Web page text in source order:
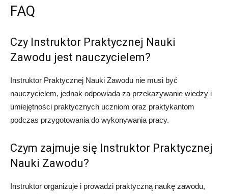
FAQ
Czy Instruktor Praktycznej Nauki
Zawodu jest nauczycielem?
Instruktor Praktycznej Nauki Zawodu nie musi być
nauczycielem, jednak odpowiada za przekazywanie wiedzy i
umiejętności praktycznych uczniom oraz praktykantom
podczas przygotowania do wykonywania pracy.
Czym zajmuje się Instruktor Praktycznej
Nauki Zawodu?
Instruktor organizuje i prowadzi praktyczną naukę zawodu,